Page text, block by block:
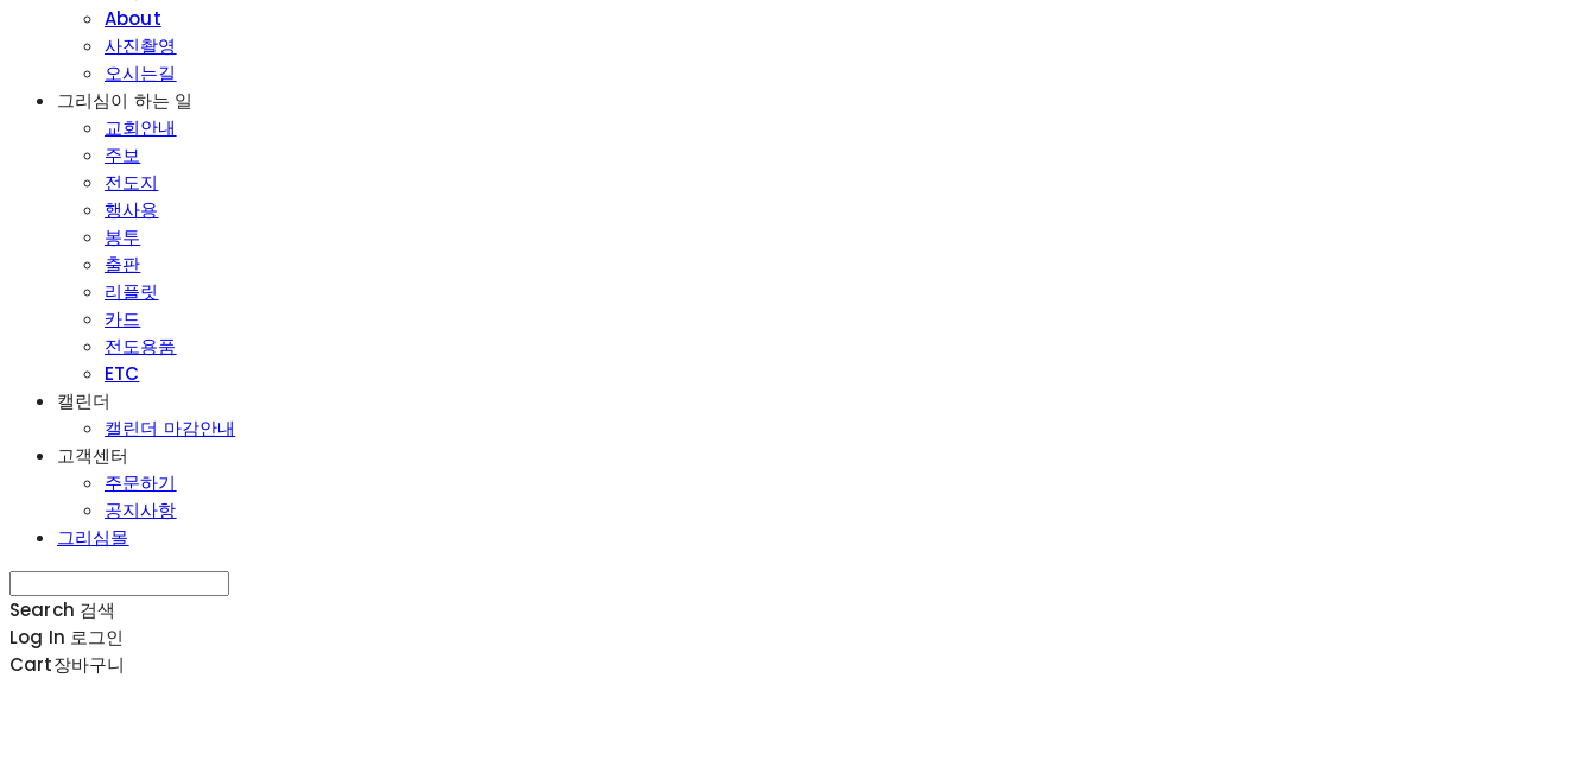
About
사진촬영
오시는길
그리심이 하는 일
교회안내
주보
전도지
행사용
봉투
출판
리플릿
카드
전도용품
ETC
캘린더
캘린더 마감안내
고객센터
주문하기
공지사항
그리심몰
Search 검색
Log In 로그인
Cart장바구니